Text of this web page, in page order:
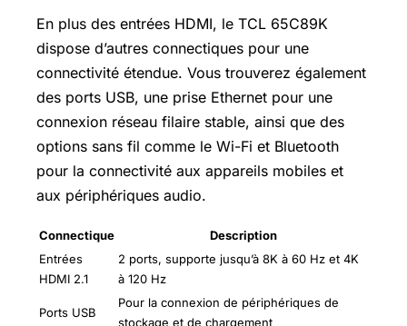
En plus des entrées HDMI, le TCL 65C89K
dispose d’autres connectiques pour une
connectivité étendue. Vous trouverez également
des ports USB, une prise Ethernet pour une
connexion réseau filaire stable, ainsi que des
options sans fil comme le Wi-Fi et Bluetooth
pour la connectivité aux appareils mobiles et
aux périphériques audio.
Connectique
Description
Entrées
HDMI 2.1
2 ports, supporte jusqu’à 8K à 60 Hz et 4K
à 120 Hz
Ports USB
Pour la connexion de périphériques de
stockage et de chargement